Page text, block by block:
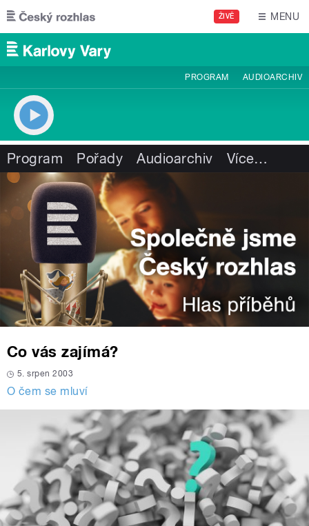
Přejít k hlavnímu obsahu
ŽIVĚ MENU
PROGRAM AUDIOARCHIV
Program Pořady Audioarchiv Více…
Co vás zajímá?
5. srpen 2003
O čem se mluví